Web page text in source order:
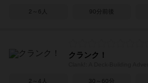
2～6人 90分前後
クランク！
2～4人 30～60分